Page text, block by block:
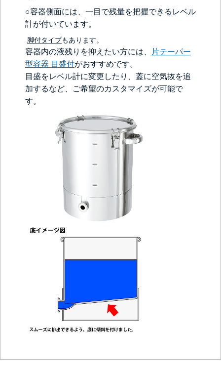
○容器側面には、一目で残量を把握できるレベル
計が付いています。
脚付タイプもあります。
容器内の液残りを抑えたい方には、
片テーパー
型容器 目盛付がおすすめです。
目盛をレベル計に変更したり、蓋に空気抜を追
加するなど、ご希望のカスタマイズが可能で
す。